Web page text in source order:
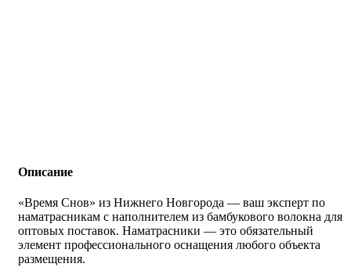
Описание
«Время Снов» из Нижнего Новгорода — ваш эксперт по
наматрасникам с наполнителем из бамбукового волокна для
оптовых поставок. Наматрасники — это обязательный
элемент профессионального оснащения любого объекта
размещения.